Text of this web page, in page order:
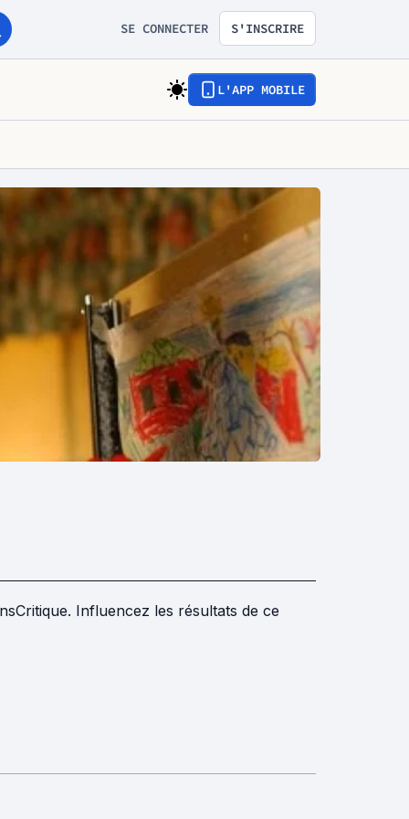
SE CONNECTER S'INSCRIRE
L'APP MOBILE